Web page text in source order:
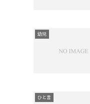
幼児
ひと言